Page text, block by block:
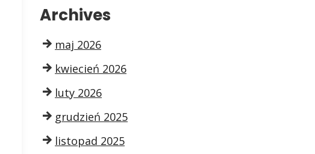
Archives
maj 2026
kwiecień 2026
luty 2026
grudzień 2025
listopad 2025